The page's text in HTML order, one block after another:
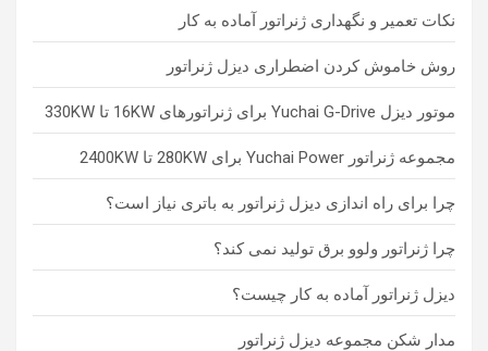
نکات تعمیر و نگهداری ژنراتور آماده به کار
روش خاموش کردن اضطراری دیزل ژنراتور
موتور دیزل Yuchai G-Drive برای ژنراتورهای 16KW تا 330KW
مجموعه ژنراتور Yuchai Power برای 280KW تا 2400KW
چرا برای راه اندازی دیزل ژنراتور به باتری نیاز است؟
چرا ژنراتور ولوو برق تولید نمی کند؟
دیزل ژنراتور آماده به کار چیست؟
مدار شکن مجموعه دیزل ژنراتور